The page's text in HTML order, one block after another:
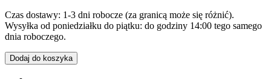
Czas dostawy: 1-3 dni robocze (za granicą może się różnić).
Wysyłka od poniedziałku do piątku: do godziny 14:00 tego samego
dnia roboczego.
Dodaj do koszyka